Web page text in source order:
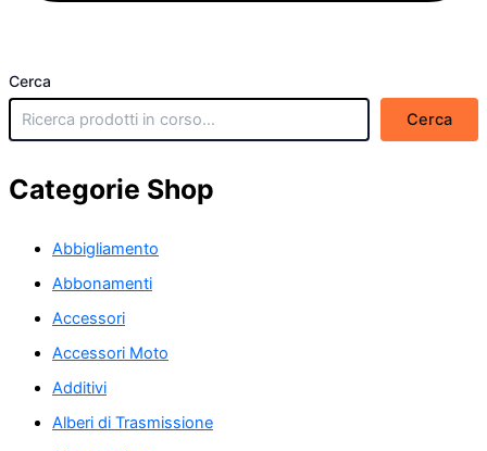
Cerca
Cerca
Categorie Shop
Abbigliamento
Abbonamenti
Accessori
Accessori Moto
Additivi
Alberi di Trasmissione